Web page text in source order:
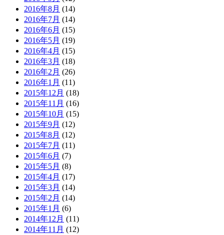
2016年8月 (14)
2016年7月 (14)
2016年6月 (15)
2016年5月 (19)
2016年4月 (15)
2016年3月 (18)
2016年2月 (26)
2016年1月 (11)
2015年12月 (18)
2015年11月 (16)
2015年10月 (15)
2015年9月 (12)
2015年8月 (12)
2015年7月 (11)
2015年6月 (7)
2015年5月 (8)
2015年4月 (17)
2015年3月 (14)
2015年2月 (14)
2015年1月 (6)
2014年12月 (11)
2014年11月 (12)